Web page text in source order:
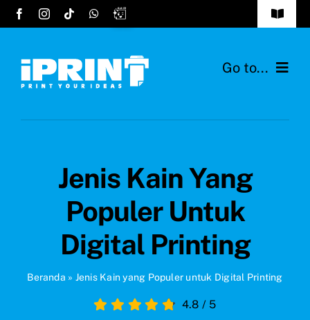
Skip
to
Toggle
FAQs
Cara Order
Go to...
Desain HijabJenis Kain Yang
Populer Untuk
Digital Printing
Beranda » Jenis Kain yang Populer untuk Digital Printing
4.8 / 5